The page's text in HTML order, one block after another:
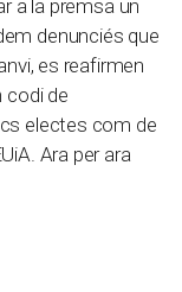
a la premsa un
denunciés que
es reafirmen
codi de
electes com de
Ara per ara